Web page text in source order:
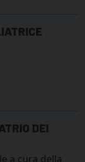
DEI
a cura della